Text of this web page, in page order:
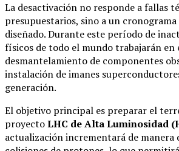
La desactivación no responde a fallas
presupuestarios, sino a un
diseñado. Durante este período de
físicos de todo el mundo trabajarán en
desmantelamiento de componentes
instalación de imanes
generación.
El objetivo principal es preparar el
proyectoLHC de Alta Luminosidad
actualización incrementará de manera